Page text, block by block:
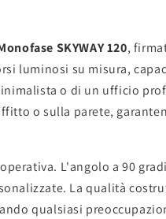
SKYWAY 120,
luminosi su misura,
o di un ufficio
o sulla parete,
L'angolo a 90
La qualità
qualsiasi